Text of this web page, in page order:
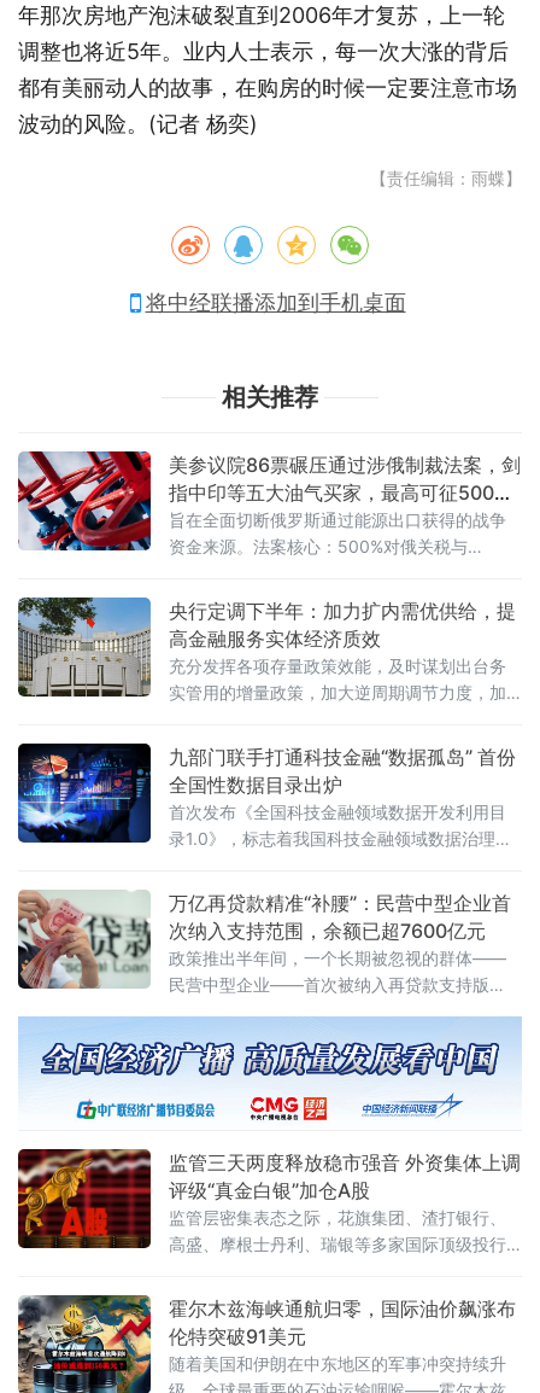
年那次房地产泡沫破裂直到2006年才复苏，上一轮
调整也将近5年。业内人士表示，每一次大涨的背后
都有美丽动人的故事，在购房的时候一定要注意市场
波动的风险。(记者 杨奕)
【责任编辑：雨蝶】
将中经联播添加到手机桌面
相关推荐
美参议院86票碾压通过涉俄制裁法案，剑
指中印等五大油气买家，最高可征500%
关税
旨在全面切断俄罗斯通过能源出口获得的战争
资金来源。法案核心：500%对俄关税与
权美国联邦
央行定调下半年：加力扩内需优供给，提
高金融服务实体经济质效
充分发挥各项存量政策效能，及时谋划出台务
实管用的增量政策，加大逆周期调节力度，加
优向好发展。
九部门联手打通科技金融“数据孤岛” 首份
全国性数据目录出炉
首次发布《全国科技金融领域数据开发利用目
录1.0》，标志着我国科技金融领域数据治理迈
企业尤其是中小科
万亿再贷款精准“补腰”：民营中型企业首
次纳入支持范围，余额已超7600亿元
政策推出半年间，一个长期被忽视的群体——
民营中型企业——首次被纳入再贷款支持版
打破。
监管三天两度释放稳市强音 外资集体上调
评级“真金白银”加仓A股
监管层密集表态之际，花旗集团、渣打银行、
高盛、摩根士丹利、瑞银等多家国际顶级投行
实际行动表达对中国资产的乐观态度。
霍尔木兹海峡通航归零，国际油价飙涨布
伦特突破91美元
随着美国和伊朗在中东地区的军事冲突持续升